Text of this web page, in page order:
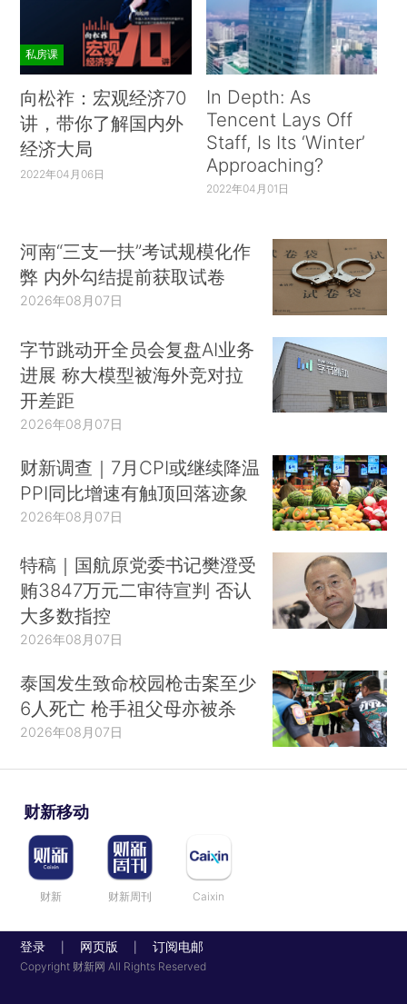
私房课
向松祚：宏观经济70
讲，带你了解国内外
经济大局
2022年04月06日
In Depth: As
Tencent Lays Off
Staff, Is Its ‘Winter’
Approaching?
2022年04月01日
河南“三支一扶”考试规模化作
弊 内外勾结提前获取试卷
2026年08月07日
字节跳动开全员会复盘AI业务
进展 称大模型被海外竞对拉
开差距
2026年08月07日
财新调查｜7月CPI或继续降温
PPI同比增速有触顶回落迹象
2026年08月07日
特稿｜国航原党委书记樊澄受
贿3847万元二审待宣判 否认
大多数指控
2026年08月07日
泰国发生致命校园枪击案至少
6人死亡 枪手祖父母亦被杀
2026年08月07日
财新移动
财新 财新周刊 Caixin
登录 网页版 订阅电邮
Copyright 财新网 All Rights Reserved